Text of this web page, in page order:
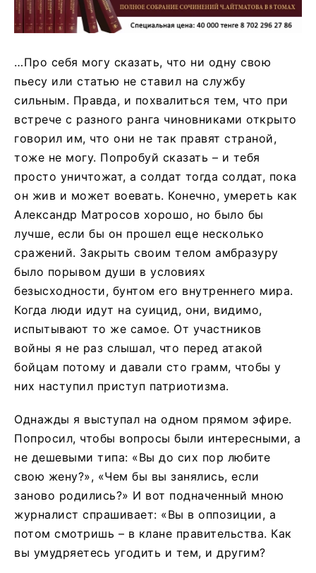
…Про себя могу сказать, что ни одну свою
пьесу или статью не ставил на службу
сильным. Правда, и похвалиться тем, что при
встрече с разного ранга чиновниками открыто
говорил им, что они не так правят страной,
тоже не могу. Попробуй сказать – и тебя
просто уничтожат, а солдат тогда солдат, пока
он жив и может воевать. Конечно, умереть как
Александр Матросов хорошо, но было бы
лучше, если бы он прошел еще несколько
сражений. Закрыть своим телом амбразуру
было порывом души в условиях
безысходности, бунтом его внутреннего мира.
Когда люди идут на суицид, они, видимо,
испытывают то же самое. От участников
войны я не раз слышал, что перед атакой
бойцам потому и давали сто грамм, чтобы у
них наступил приступ патриотизма.
Однажды я выступал на одном прямом эфире.
Попросил, чтобы вопросы были интересными, а
не дешевыми типа: «Вы до сих пор любите
свою жену?», «Чем бы вы занялись, если
заново родились?» И вот подначенный мною
журналист спрашивает: «Вы в оппозиции, а
потом смотришь – в клане правительства. Как
вы умудряетесь угодить и тем, и другим?